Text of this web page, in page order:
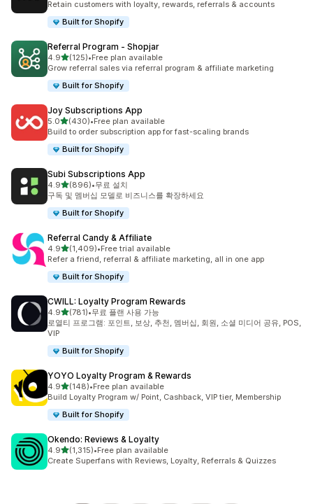
Retain customers with loyalty, rewards, referrals & accounts
Built for Shopify
Referral Program ‑ Shopjar
4.9별 5개 중
(125)
총 리뷰 125개
•Free plan available
Grow referral sales via referral program & affiliate marketing
Built for Shopify
Joy Subscriptions App
5.0별 5개 중
(430)
총 리뷰 430개
•Free plan available
Build to order subscription app for fast-scaling brands
Built for Shopify
Subi Subscriptions App
4.9별 5개 중
(896)
총 리뷰 896개
•무료 설치
구독 및 멤버십 모델로 비즈니스를 확장하세요
Built for Shopify
Referral Candy & Affiliate
4.9별 5개 중
(1,409)
총 리뷰 1409개
•Free trial available
Refer a friend, referral & affiliate marketing, all in one app
Built for Shopify
CWILL: Loyalty Program Rewards
4.9별 5개 중
(781)
총 리뷰 781개
•무료 플랜 사용 가능
로열티 프로그램: 포인트, 보상, 추천, 멤버십, 회원, 소셜 미디어 공유, POS,
VIP
Built for Shopify
YOYO Loyalty Program & Rewards
4.9별 5개 중
(148)
총 리뷰 148개
•Free plan available
Build Loyalty Program w/ Point, Cashback, VIP tier, Membership
Built for Shopify
Okendo: Reviews & Loyalty
4.9별 5개 중
(1,315)
총 리뷰 1315개
•Free plan available
Create Superfans with Reviews, Loyalty, Referrals & Quizzes